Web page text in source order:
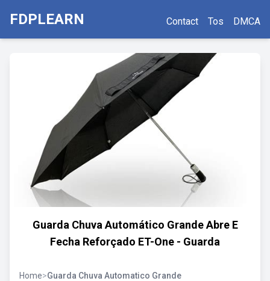
FDPLEARN Contact Tos DMCA
Guarda Chuva Automático Grande Abre E
Fecha Reforçado ET-One - Guarda
Home>Guarda Chuva Automatico Grande